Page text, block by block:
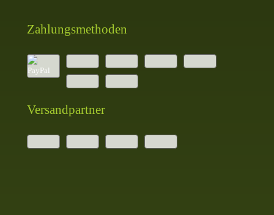
Zahlungsmethoden
Versandpartner